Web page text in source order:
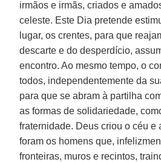
irmãos e irmãs, criados e
celeste. Este Dia pretende
lugar, os crentes, para que
descarte e do desperdício,
encontro. Ao mesmo tempo, o
todos, independentemente da
para que se abram à partilha
as formas de solidariedade,
fraternidade. Deus criou o céu e
foram os homens que,
fronteiras, muros e recintos,